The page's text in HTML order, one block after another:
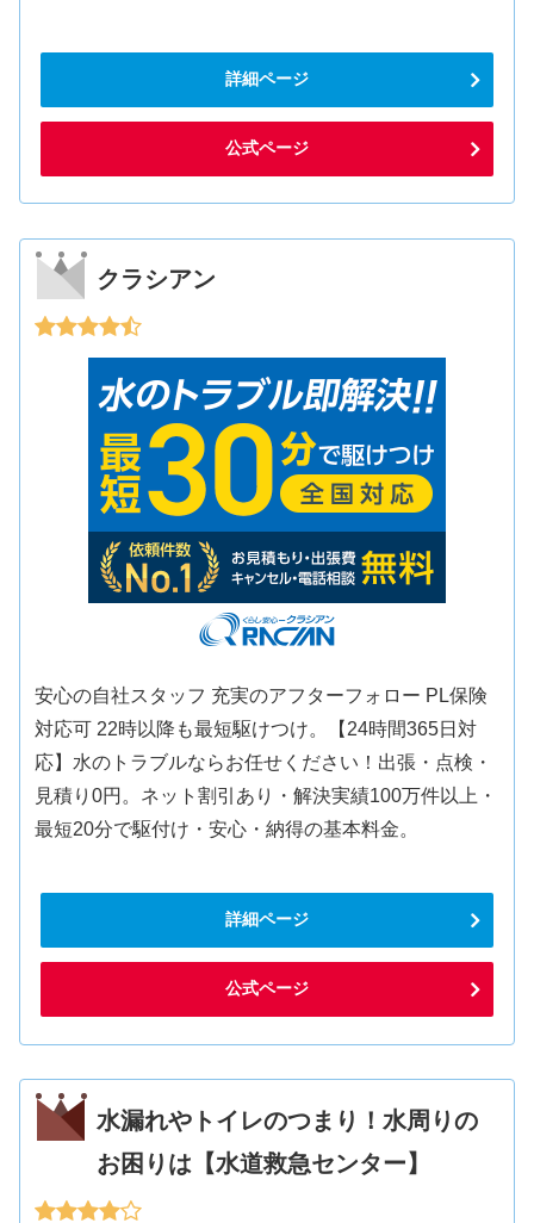
詳細ページ
公式ページ
クラシアン
安心の自社スタッフ 充実のアフターフォロー PL保険
対応可 22時以降も最短駆けつけ。【24時間365日対
応】水のトラブルならお任せください！出張・点検・
見積り0円。ネット割引あり・解決実績100万件以上・
最短20分で駆付け・安心・納得の基本料金。
詳細ページ
公式ページ
水漏れやトイレのつまり！水周りの
お困りは【水道救急センター】